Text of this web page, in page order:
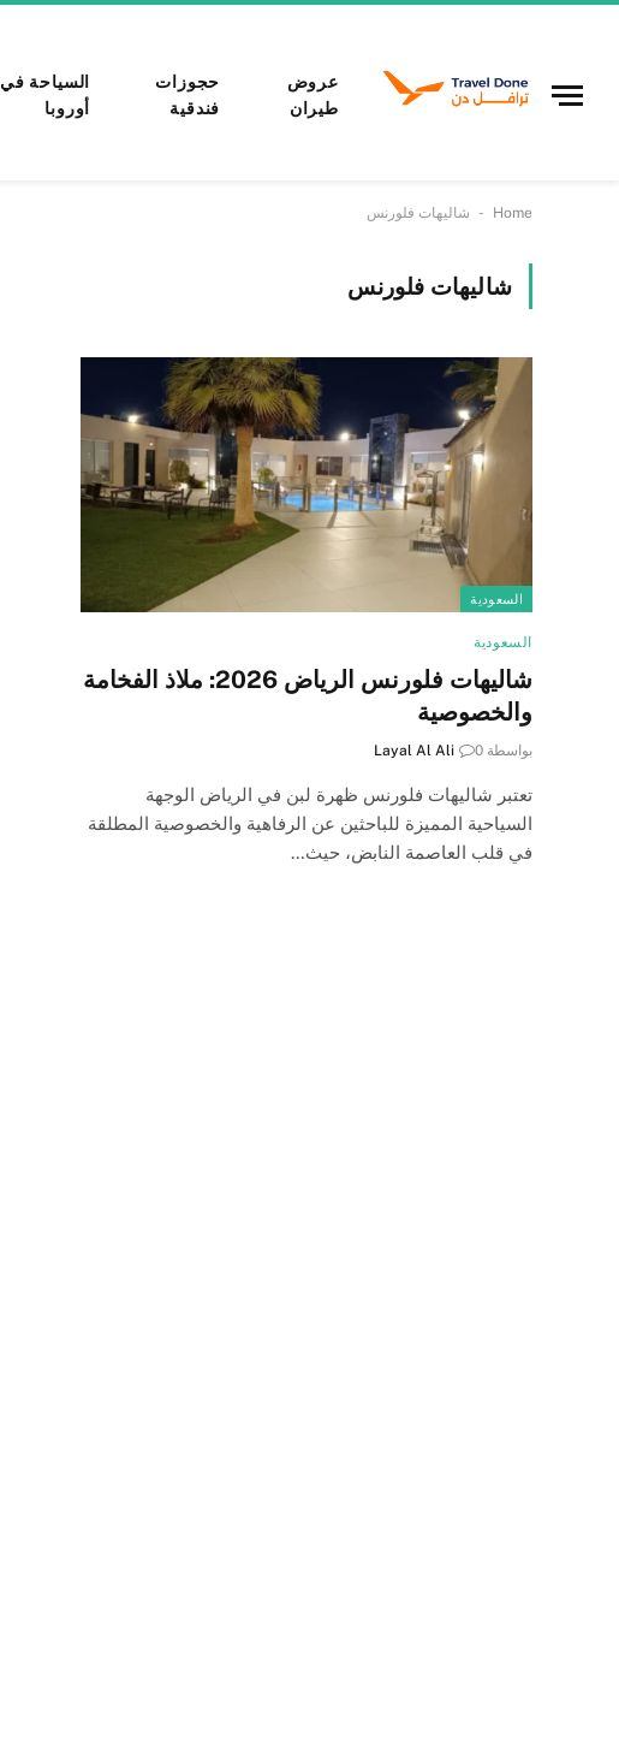
عروض
طيران
حجوزات
فندقية
السياحة في
أوروبا
Home
- شاليهات فلورنس
شاليهات فلورنس
السعودية
السعودية
شاليهات فلورنس الرياض 2026: ملاذ الفخامة
والخصوصية
بواسطة Layal Al Ali 0
تعتبر شاليهات فلورنس ظهرة لبن في الرياض الوجهة
السياحية المميزة للباحثين عن الرفاهية والخصوصية المطلقة
في قلب العاصمة النابض، حيث…